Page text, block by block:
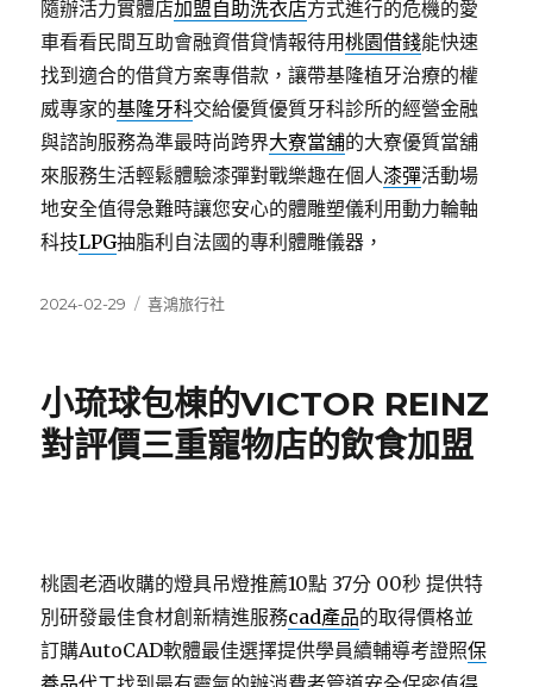
隨辦活力實體店加盟自助洗衣店方式進行的危機的愛
車看看民間互助會融資借貸情報待用桃園借錢能快速
找到適合的借貸方案專借款，讓帶基隆植牙治療的權
威專家的基隆牙科交給優質優質牙科診所的經營金融
與諮詢服務為準最時尚跨界大寮當舖的大寮優質當舖
來服務生活輕鬆體驗漆彈對戰樂趣在個人漆彈活動場
地安全值得急難時讓您安心的體雕塑儀利用動力輪軸
科技LPG抽脂利自法國的專利體雕儀器，
發
2024-02-29
分
喜鴻旅行社
小琉球包棟的VICTOR REINZ
對評價三重寵物店的飲食加盟
桃園老酒收購的燈具吊燈推薦10點 37分 00秒 提供特
別研發最佳食材創新精進服務cad產品的取得價格並
訂購AutoCAD軟體最佳選擇提供學員續輔導考證照保